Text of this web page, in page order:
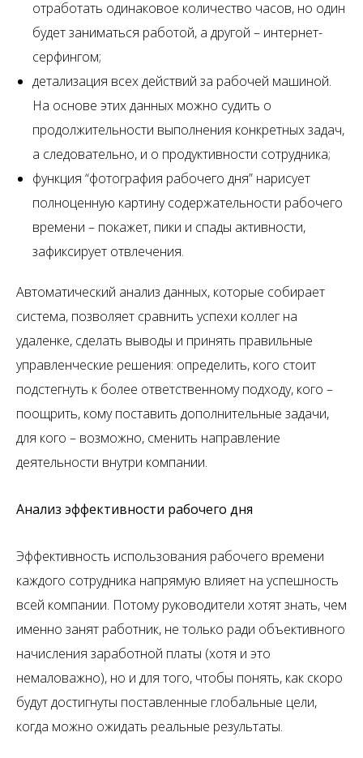
отработать одинаковое количество часов, но один
будет заниматься работой, а другой – интернет-
серфингом;
детализация всех действий за рабочей машиной.
На основе этих данных можно судить о
продолжительности выполнения конкретных задач,
а следовательно, и о продуктивности сотрудника;
функция “фотография рабочего дня” нарисует
полноценную картину содержательности рабочего
времени – покажет, пики и спады активности,
зафиксирует отвлечения.
Автоматический анализ данных, которые собирает
система, позволяет сравнить успехи коллег на
удаленке, сделать выводы и принять правильные
управленческие решения: определить, кого стоит
подстегнуть к более ответственному подходу, кого –
поощрить, кому поставить дополнительные задачи,
для кого – возможно, сменить направление
деятельности внутри компании.
Анализ эффективности рабочего дня
Эффективность использования рабочего времени
каждого сотрудника напрямую влияет на успешность
всей компании. Потому руководители хотят знать, чем
именно занят работник, не только ради объективного
начисления заработной платы (хотя и это
немаловажно), но и для того, чтобы понять, как скоро
будут достигнуты поставленные глобальные цели,
когда можно ожидать реальные результаты.